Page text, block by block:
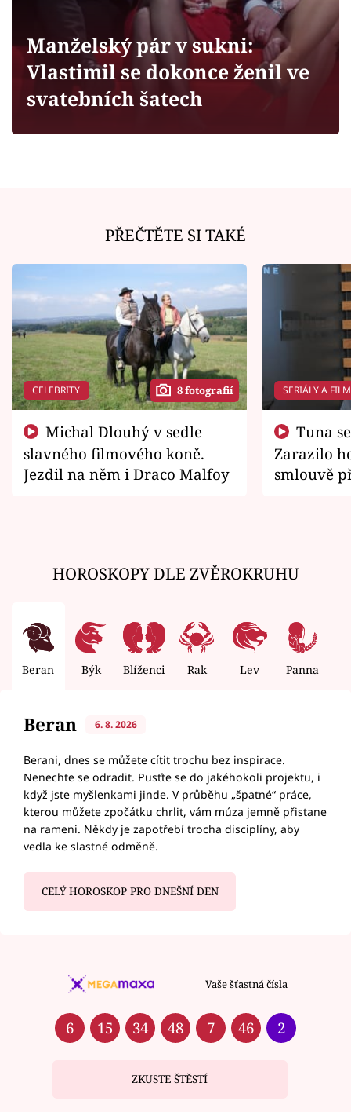
Sledujte prima+
Filmový festival Karlovy Vary
Sledujte nás
Manželský pár v sukni:
Vlastimil se dokonce ženil ve
svatebních šatech
PŘEČTĚTE SI TAKÉ
CELEBRITY 8 fotografií
slavného filmového koně.
Jezdil na něm i Draco Malfoy
SERIÁLY A
Zarazilo
smlouvě
HOROSKOPY DLE ZVĚROKRUHU
Beran Býk Blíženci Rak Lev Panna
Beran 6. 8. 2026
Berani, dnes se můžete cítit trochu bez inspirace.
Nenechte se odradit. Pusťte se do jakéhokoli projektu, i
když jste myšlenkami jinde. V průběhu „špatné“ práce,
kterou můžete zpočátku chrlit, vám múza jemně přistane
na rameni. Někdy je zapotřebí trocha disciplíny, aby
vedla ke slastné odměně.
CELÝ HOROSKOP PRO DNEŠNÍ DEN
Vaše šťastná čísla
6 15 34 48 7 46 2
ZKUSTE ŠTĚSTÍ